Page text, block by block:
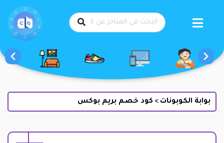
بوابة الكوبونات > كود خصم بريم بوكس